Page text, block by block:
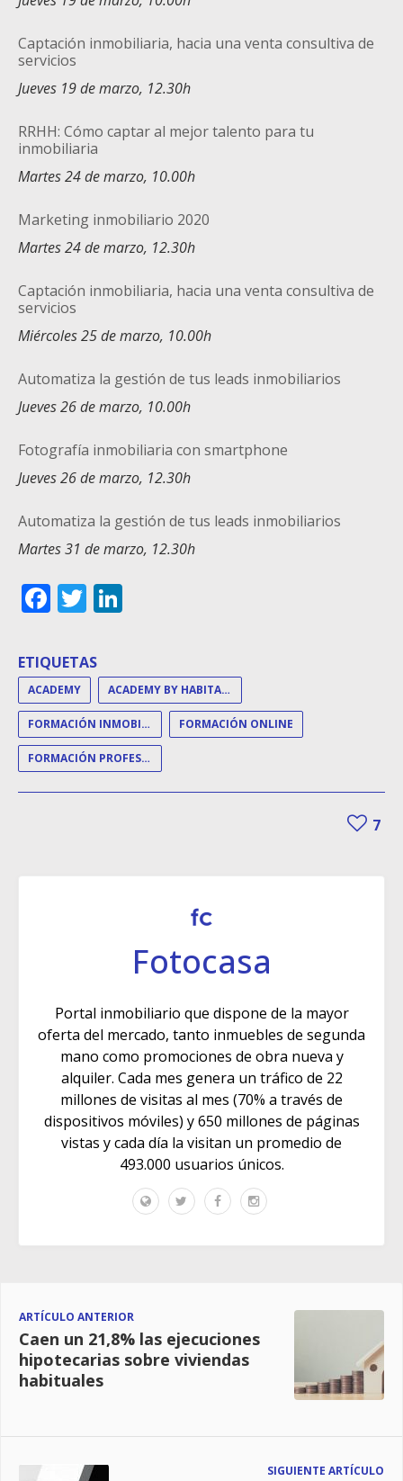
Captación inmobiliaria, hacia una venta consultiva de
servicios
Jueves 19 de marzo, 12.30h
RRHH: Cómo captar al mejor talento para tu
inmobiliaria
Martes 24 de marzo, 10.00h
Marketing inmobiliario 2020
Martes 24 de marzo, 12.30h
Captación inmobiliaria, hacia una venta consultiva de
servicios
Miércoles 25 de marzo, 10.00h
Automatiza la gestión de tus leads inmobiliarios
Jueves 26 de marzo, 10.00h
Fotografía inmobiliaria con smartphone
Jueves 26 de marzo, 12.30h
Automatiza la gestión de tus leads inmobiliarios
Martes 31 de marzo, 12.30h
Facebook
Twitter
ETIQUETAS
ACADEMY ACADEMY BY HABITACLIA Y FOTOCASA
FORMACIÓN INMOBILIARIA FORMACIÓN ONLINE
FORMACIÓN PROFESIONALES
7
Fotocasa
Portal inmobiliario que dispone de la mayor
oferta del mercado, tanto inmuebles de segunda
mano como promociones de obra nueva y
alquiler. Cada mes genera un tráfico de 22
millones de visitas al mes (70% a través de
dispositivos móviles) y 650 millones de páginas
vistas y cada día la visitan un promedio de
493.000 usuarios únicos.
ARTÍCULO ANTERIOR
Caen un 21,8% las ejecuciones
hipotecarias sobre viviendas
habituales
SIGUIENTE ARTÍCULO